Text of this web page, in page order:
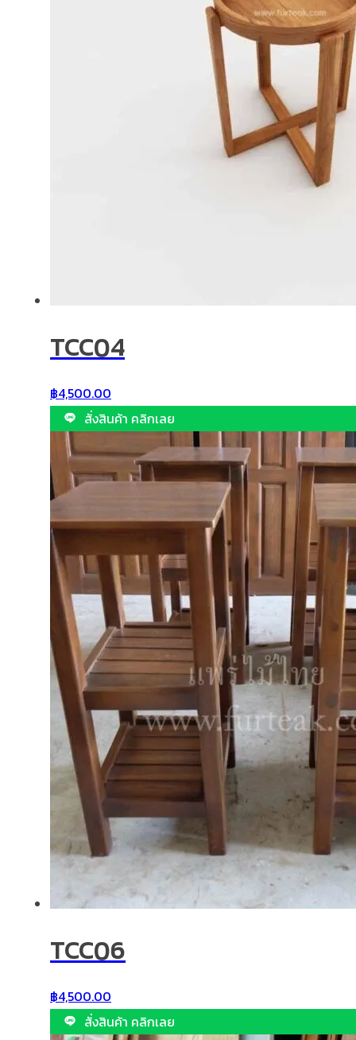
TCC04
฿4,500.00
สั่งสินค้า คลิกเลย
TCC06
฿4,500.00
สั่งสินค้า คลิกเลย